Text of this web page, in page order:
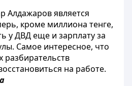
Алдажаров является
кроме миллиона тенге,
у ДВД еще и зарплату за
Самое интересное, что
разбирательств
на работе.